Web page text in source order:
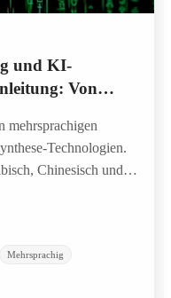
und KI-
Von
mehrsprachigen
Technologien.
Chinesisch und
Mehrsprachig